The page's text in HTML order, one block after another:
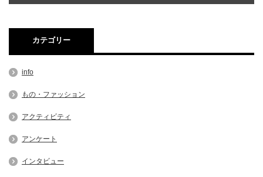
カテゴリー
info
もの・ファッション
アクティビティ
アンケート
インタビュー